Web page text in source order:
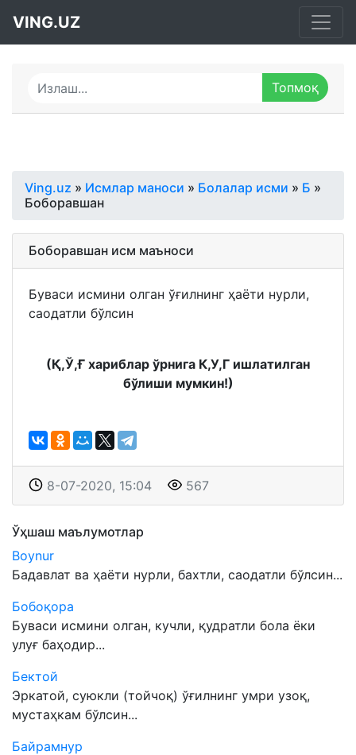
VING.UZ
Ving.uz » Исмлар маноси » Болалар исми » Б »
Боборавшан
Боборавшан исм маъноси
Буваси исмини олган ўғилнинг ҳаёти нурли,
саодатли бўлсин
(Қ,Ў,Ғ хариблар ўрнига К,У,Г ишлатилган
бўлиши мумкин!)
8-07-2020, 15:04 567
Ўҳшаш маълумотлар
Boynur
Бадавлат ва ҳаёти нурли, бахтли, саодатли бўлсин...
Бобоқора
Буваси исмини олган, кучли, қудратли бола ёки
улуғ баҳодир...
Бектой
Эркатой, суюкли (тойчоқ) ўғилнинг умри узоқ,
мустаҳкам бўлсин...
Байрамнур